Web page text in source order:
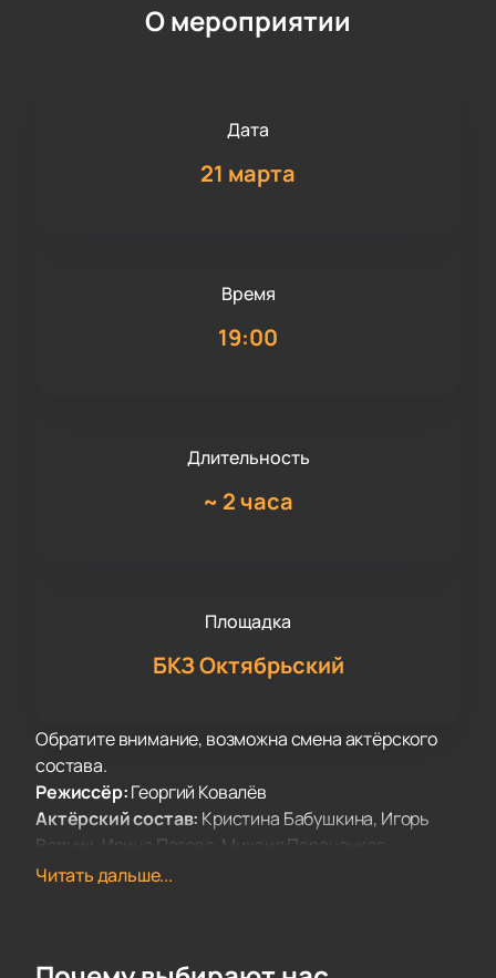
О мероприятии
Дата
21 марта
Время
19:00
Длительность
~ 2 часа
Площадка
БКЗ Октябрьский
Обратите внимание, возможна смена актёрского
состава.
Режиссёр:Георгий Ковалёв
Актёрский состав: Кристина Бабушкина, Игорь
Верник, Ирина Пегова, Михаил Пореченков,
Константин Хабенский, Наташа Швец, Юрий
Читать дальше...